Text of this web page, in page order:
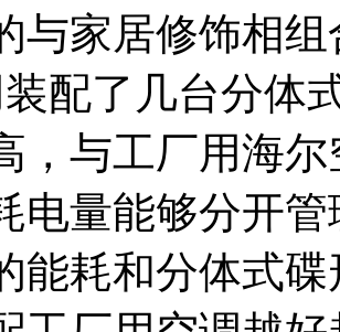
与家居修饰相
配了几台分体
，与工厂用海
电量能够分开
能耗和分体式